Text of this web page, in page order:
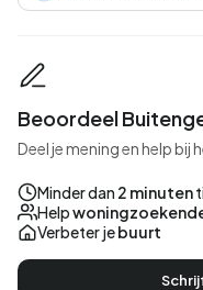
Beoordeel
Deel je mening en help bij
Minder dan 2 minuten
Help
Verbeter jebuurt